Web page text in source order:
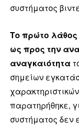
συστήματος
Το πρώτο λάθος
ως προς την
αναγκαιότητα
σημείων
παρατηρήθηκε,
συστήματος δεν